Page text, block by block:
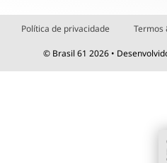
Política de privacidade Termos
© Brasil 61 2026 •